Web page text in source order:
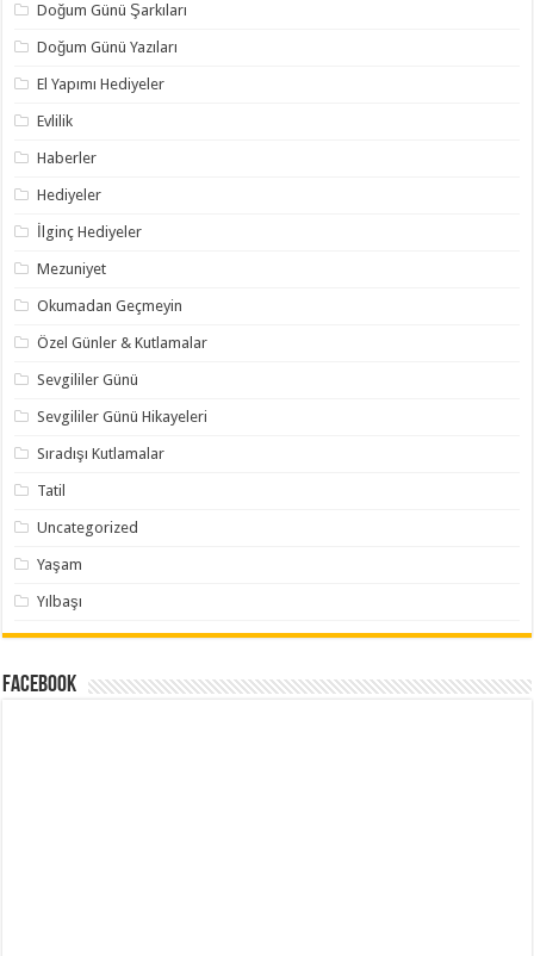
Doğum Günü Şarkıları
Doğum Günü Yazıları
El Yapımı Hediyeler
Evlilik
Haberler
Hediyeler
İlginç Hediyeler
Mezuniyet
Okumadan Geçmeyin
Özel Günler & Kutlamalar
Sevgililer Günü
Sevgililer Günü Hikayeleri
Sıradışı Kutlamalar
Tatil
Uncategorized
Yaşam
Yılbaşı
Facebook